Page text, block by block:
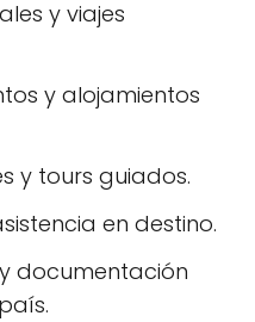
y viajes
y alojamientos
y tours guiados.
en destino.
documentación